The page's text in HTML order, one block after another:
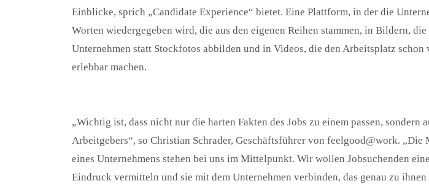
Einblicke, sprich „Candidate Experience“ bietet. Eine Plattform, in der die
Worten wiedergegeben wird, die aus den eigenen Reihen stammen, in Bildern,
Unternehmen statt Stockfotos abbilden und in Videos, die den Arbeitsplatz schon
erlebbar machen.
„Wichtig ist, dass nicht nur die harten Fakten des Jobs zu einem passen, sondern
Arbeitgebers“, so Christian Schrader, Geschäftsführer von feelgood@work. „Die
eines Unternehmens stehen bei uns im Mittelpunkt. Wir wollen Jobsuchenden
Eindruck vermitteln und sie mit dem Unternehmen verbinden, das genau zu ihnen